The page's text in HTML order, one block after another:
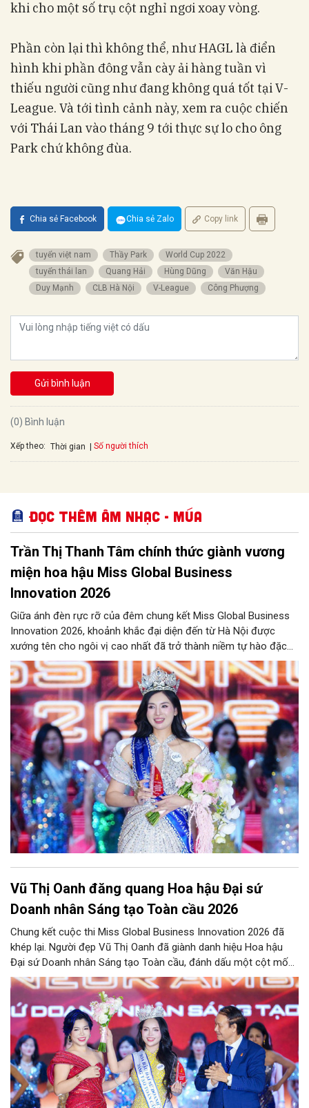
khi cho một số trụ cột nghỉ ngơi xoay vòng.
Phần còn lại thì không thể, như HAGL là điển
hình khi phần đông vẫn cày ải hàng tuần vì
thiếu người cũng như đang không quá tốt tại V-
League. Và tới tình cảnh này, xem ra cuộc chiến
với Thái Lan vào tháng 9 tới thực sự lo cho ông
Park chứ không đùa.
Chia sẻ Facebook Chia sẻ Zalo Copy link
tuyển việt nam Thầy Park
World Cup 2022
tuyển thái lan
Quang Hải Hùng Dũng
Văn Hậu
Duy Mạnh
CLB Hà Nội V-League Công Phượng
Gửi bình luận
(0) Bình luận
Xếp theo: Thời gian Số người thích
Đọc thêm Âm nhạc - Múa
Trần Thị Thanh Tâm chính thức giành vương
miện hoa hậu Miss Global Business
Innovation 2026
Giữa ánh đèn rực rỡ của đêm chung kết Miss Global Business
Innovation 2026, khoảnh khắc đại diện đến từ Hà Nội được
xướng tên cho ngôi vị cao nhất đã trở thành niềm tự hào đặc
biệt đối với người dân Thủ đô. Trần Thị Thanh Tâm chính thức
giành vương miện, ghi dấu ấn bằng hành trình bền bỉ, bản lĩnh và
đầy thuyết phục
Vũ Thị Oanh đăng quang Hoa hậu Đại sứ
Doanh nhân Sáng tạo Toàn cầu 2026
Chung kết cuộc thi Miss Global Business Innovation 2026 đã
khép lại. Người đẹp Vũ Thị Oanh đã giành danh hiệu Hoa hậu
Đại sứ Doanh nhân Sáng tạo Toàn cầu, đánh dấu một cột mốc
đáng tự hào của nhận sắc và trí tuệ Việt Nam trên đấu trường
quốc tế.